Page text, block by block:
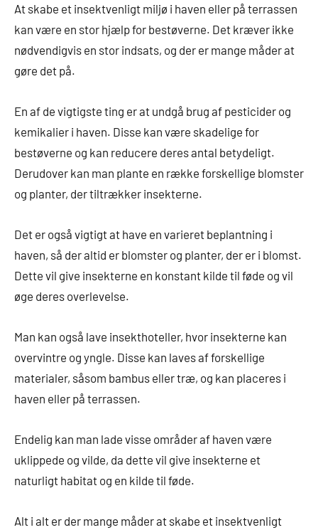
At skabe et insektvenligt miljø i haven eller på terrassen
kan være en stor hjælp for bestøverne. Det kræver ikke
nødvendigvis en stor indsats, og der er mange måder at
gøre det på.
En af de vigtigste ting er at undgå brug af pesticider og
kemikalier i haven. Disse kan være skadelige for
bestøverne og kan reducere deres antal betydeligt.
Derudover kan man plante en række forskellige blomster
og planter, der tiltrækker insekterne.
Det er også vigtigt at have en varieret beplantning i
haven, så der altid er blomster og planter, der er i blomst.
Dette vil give insekterne en konstant kilde til føde og vil
øge deres overlevelse.
Man kan også lave insekthoteller, hvor insekterne kan
overvintre og yngle. Disse kan laves af forskellige
materialer, såsom bambus eller træ, og kan placeres i
haven eller på terrassen.
Endelig kan man lade visse områder af haven være
uklippede og vilde, da dette vil give insekterne et
naturligt habitat og en kilde til føde.
Alt i alt er der mange måder at skabe et insektvenligt